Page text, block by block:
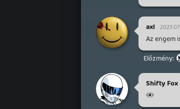
axl
Az engem
Shifty Fox